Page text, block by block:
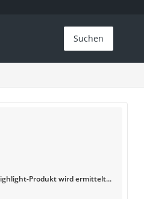
Suchen
Produkt wird ermittelt...